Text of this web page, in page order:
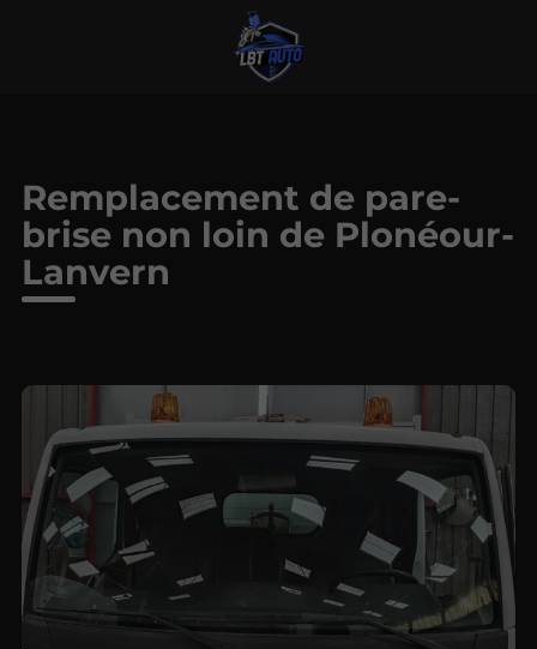
Remplacement de pare-
brise non loin de Plonéour-
Lanvern